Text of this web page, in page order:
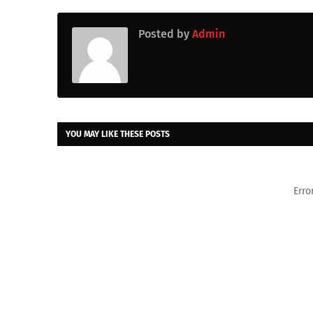
Posted by Admin
YOU MAY LIKE THESE POSTS